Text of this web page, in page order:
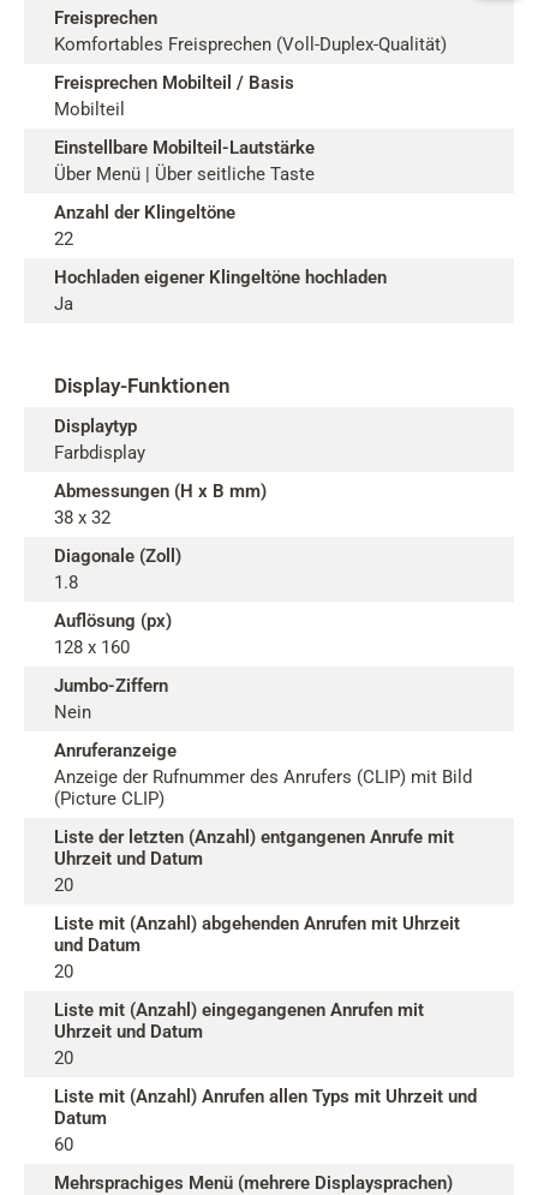
Freisprechen
Komfortables Freisprechen (Voll-Duplex-Qualität)
Freisprechen Mobilteil / Basis
Mobilteil
Einstellbare Mobilteil-Lautstärke
Über Menü | Über seitliche Taste
Anzahl der Klingeltöne
22
Hochladen eigener Klingeltöne hochladen
Ja
Display-Funktionen
Displaytyp
Farbdisplay
Abmessungen (H x B mm)
38 x 32
Diagonale (Zoll)
1.8
Auflösung (px)
128 x 160
Jumbo-Ziffern
Nein
Anruferanzeige
Anzeige der Rufnummer des Anrufers (CLIP) mit Bild
(Picture CLIP)
Liste der letzten (Anzahl) entgangenen Anrufe mit
Uhrzeit und Datum
20
Liste mit (Anzahl) abgehenden Anrufen mit Uhrzeit
und Datum
20
Liste mit (Anzahl) eingegangenen Anrufen mit
Uhrzeit und Datum
20
Liste mit (Anzahl) Anrufen allen Typs mit Uhrzeit und
Datum
60
Mehrsprachiges Menü (mehrere Displaysprachen)